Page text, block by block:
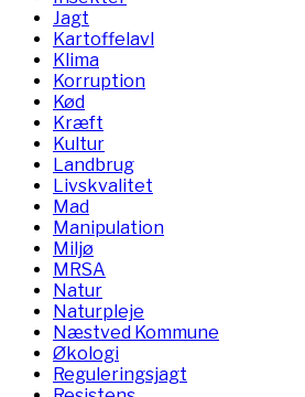
Jagt
Kartoffelavl
Klima
Korruption
Kød
Kræft
Kultur
Landbrug
Livskvalitet
Mad
Manipulation
Miljø
MRSA
Natur
Naturpleje
Næstved Kommune
Økologi
Reguleringsjagt